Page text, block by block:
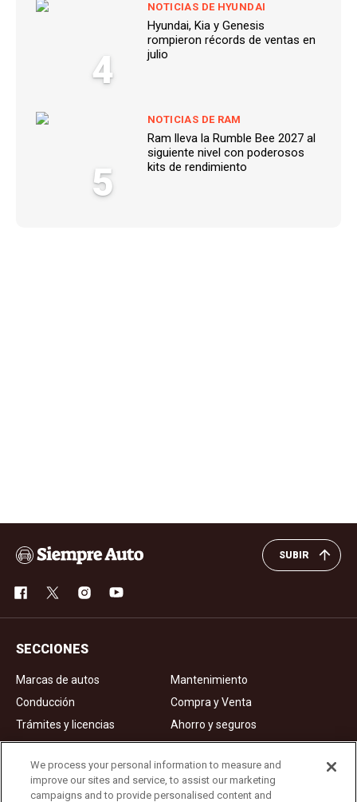
4
NOTICIAS DE HYUNDAI
Hyundai, Kia y Genesis
rompieron récords de ventas en
julio
5
NOTICIAS DE RAM
Ram lleva la Rumble Bee 2027 al
siguiente nivel con poderosos
kits de rendimiento
SUBIR
SECCIONES
Marcas de autos
Mantenimiento
Conducción
Compra y Venta
Trámites y licencias
Ahorro y seguros
Noticias
Videos de autos
We process your personal information to measure and
improve our sites and service, to assist our marketing
campaigns and to provide personalised content and